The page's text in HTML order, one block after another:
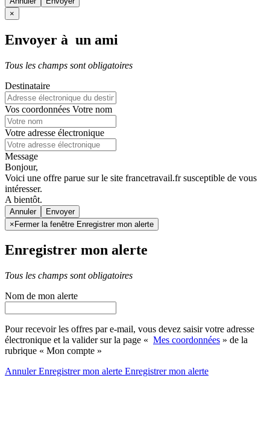
×
Envoyer à un ami
Tous les champs sont obligatoires
Destinataire
Vos coordonnées Votre nom
Votre adresse électronique
Message
Bonjour,
Voici une offre parue sur le site francetravail.fr susceptible de vous
intéresser.
A bientôt.
Annuler
×Fermer la fenêtre Enregistrer mon alerte
Enregistrer mon alerte
Tous les champs sont obligatoires
Nom de mon alerte
Pour recevoir les offres par e-mail, vous devez saisir votre adresse
électronique et la valider sur la page « Mes coordonnées » de la
rubrique « Mon compte »
AnnulerEnregistrer mon alerte Enregistrermon alerte